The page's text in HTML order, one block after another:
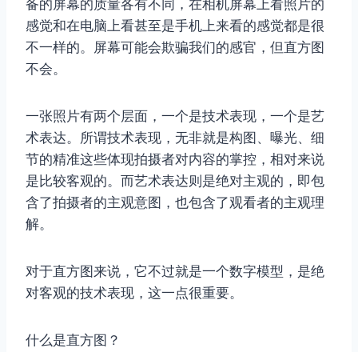
备的屏幕的质量各有不同，在相机屏幕上看照片的
感觉和在电脑上看甚至是手机上来看的感觉都是很
不一样的。屏幕可能会欺骗我们的感官，但直方图
不会。
一张照片有两个层面，一个是技术表现，一个是艺
术表达。所谓技术表现，无非就是构图、曝光、细
节的精准这些体现拍摄者对内容的掌控，相对来说
是比较客观的。而艺术表达则是绝对主观的，即包
含了拍摄者的主观意图，也包含了观看者的主观理
解。
对于直方图来说，它不过就是一个数字模型，是绝
对客观的技术表现，这一点很重要。
什么是直方图？